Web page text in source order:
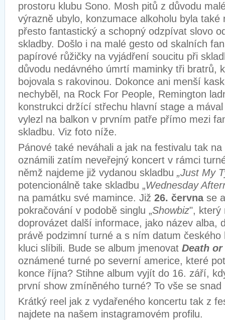
prostoru klubu Sono. Mosh pitů z důvodu
výrazně ubylo, konzumace alkoholu byla také
přesto fantastický a schopný odzpívat slovo
skladby. Došlo i na malé gesto od skalních
papírové růžičky na vyjádření soucitu při
důvodu nedávného úmrtí maminky tři bratrů,
bojovala s rakovinou. Dokonce ani menší
nechyběl, na Rock For People, Remington
konstrukci držící střechu hlavní stage a
vylezl na balkon v prvním patře přímo mezi
skladbu. Viz foto níže.
Pánové také neváhali a jak na festivalu tak
oznámili zatím neveřejný koncert v rámci
němž najdeme již vydanou skladbu „Just My
potencionálně take skladbu „Wednesday
na památku své mamince. Již 26. červnase
pokračování v podobě singlu „Showbiz", který
doprovázet další informace, jako název alba,
právě podzimní turné a s ním datum
kluci slíbili. Bude se album jmenovat Death
oznámené turné po severní americe, které
konce října? Stihne album vyjít do 16. září,
první show zmíněného turné? To vše se
Krátký reel jak z vydařeného koncertu tak z
najdete na našem instagramovém profilu.